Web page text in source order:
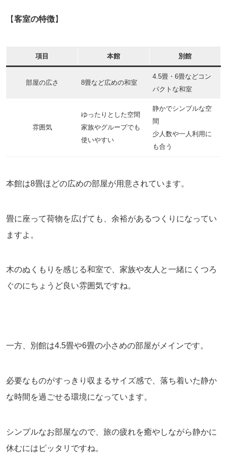
【客室の特徴】
項目 本館 別館
部屋の広さ 8畳など広めの和室
4.5畳・6畳などコン
パクトな和室
雰囲気
ゆったりとした空間
家族やグループでも
使いやすい
静かでシンプルな空
間
少人数や一人利用に
も合う
本館は8畳ほどの広めの部屋が用意されています。
畳に座って荷物を広げても、余裕があるつくりになってい
ますよ。
木のぬくもりを感じる和室で、家族や友人と一緒にくつろ
ぐのにちょうど良い雰囲気ですね。
一方、別館は4.5畳や6畳の小さめの部屋がメインです。
必要なものがすっきり収まるサイズ感で、落ち着いた静か
な時間を過ごせる環境になっています。
シンプルなお部屋なので、旅の疲れを癒やしながら静かに
休むにはピッタリですね。